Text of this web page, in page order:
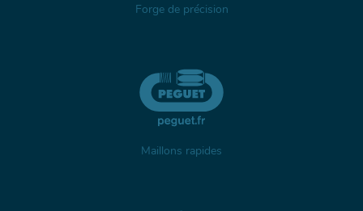
Forge de précision
Maillons rapides